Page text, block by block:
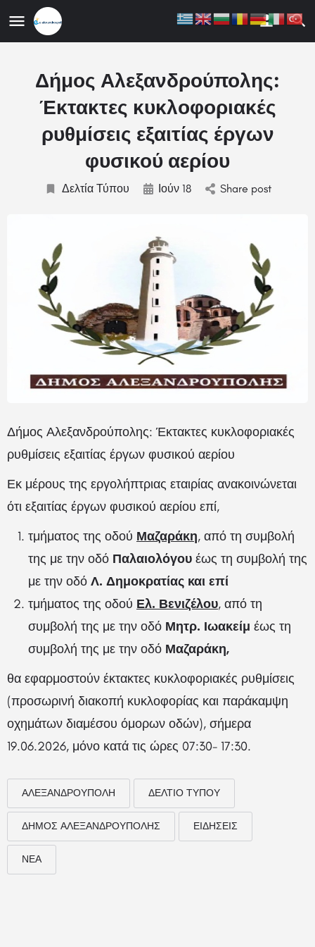
Δήμος Αλεξανδρούπολης:
Έκτακτες κυκλοφοριακές
ρυθμίσεις εξαιτίας έργων
φυσικού αερίου
Δελτία Τύπου Ιούν 18 Share post
Δήμος Αλεξανδρούπολης: Έκτακτες κυκλοφοριακές
ρυθμίσεις εξαιτίας έργων φυσικού αερίου
Εκ μέρους της εργολήπτριας εταιρίας ανακοινώνεται
ότι εξαιτίας έργων φυσικού αερίου επί,
τμήματος της οδού Μαζαράκη, από τη συμβολή
της με την οδό Παλαιολόγου έως τη συμβολή της
με την οδό Λ. Δημοκρατίας και επί
τμήματος της οδού Ελ. Βενιζέλου, από τη
συμβολή της με την οδό Μητρ. Ιωακείμ έως τη
συμβολή της με την οδό Μαζαράκη,
θα εφαρμοστούν έκτακτες κυκλοφοριακές ρυθμίσεις
(προσωρινή διακοπή κυκλοφορίας και παράκαμψη
οχημάτων διαμέσου όμορων οδών), σήμερα
19.06.2026, μόνο κατά τις ώρες 07:30- 17:30.
ΑΛΕΞΑΝΔΡΟΥΠΟΛΗ ΔΕΛΤΙΟ ΤΥΠΟΥ
ΔΗΜΟΣ ΑΛΕΞΑΝΔΡΟΥΠΟΛΗΣ ΕΙΔΗΣΕΙΣ
ΝΕΑ